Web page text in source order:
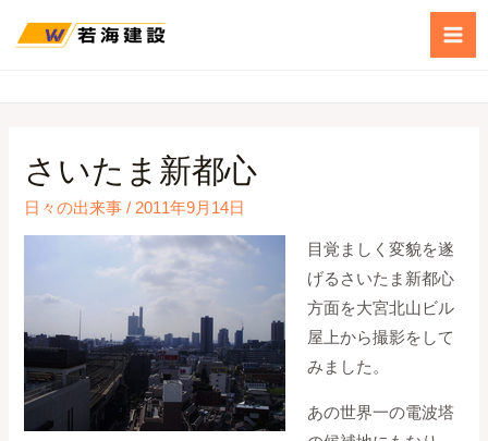
さいたま新都心
日々の出来事 / 2011年9月14日
目覚ましく変貌を遂
げるさいたま新都心
方面を大宮北山ビル
屋上から撮影をして
みました。
あの世界一の電波塔